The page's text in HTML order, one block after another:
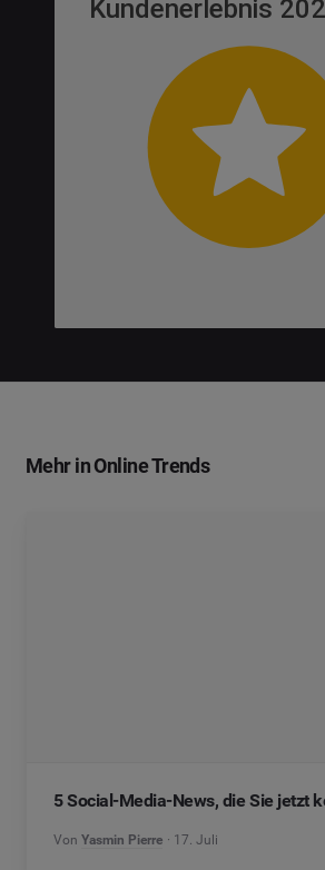
Mehr in Online Trends
5 Social-Media-News, die Sie jetzt
Von Yasmin Pierre 17. Juli